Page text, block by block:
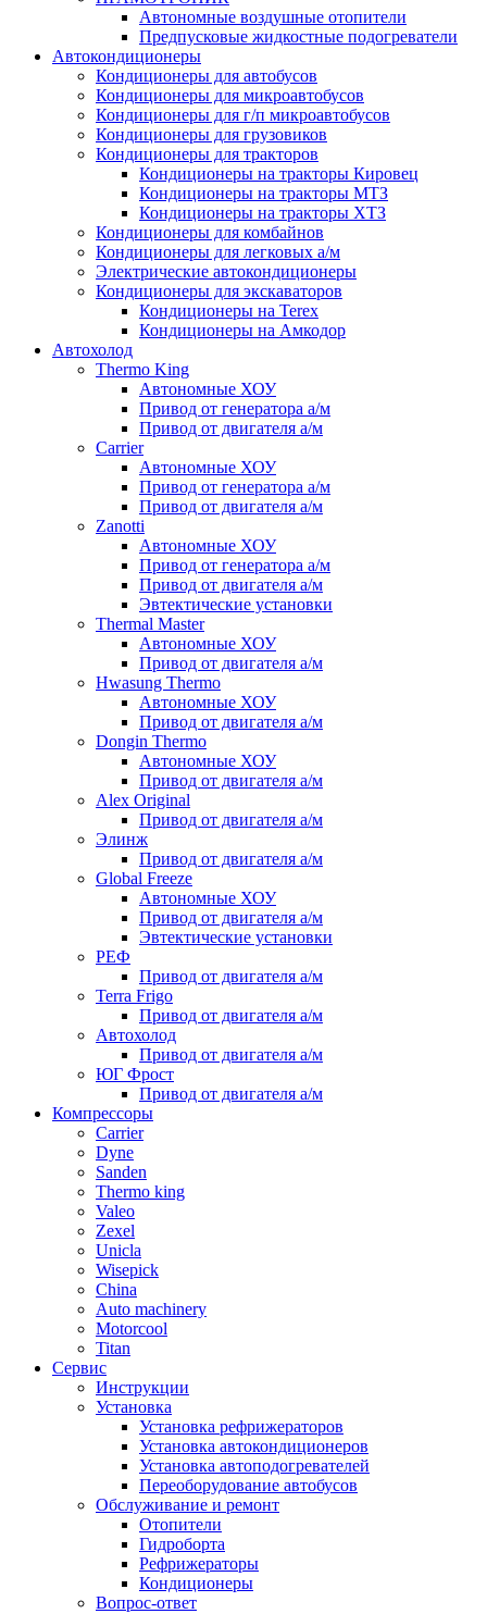
Автономные воздушные отопители
Предпусковые жидкостные подогреватели
Автокондиционеры
Кондиционеры для автобусов
Кондиционеры для микроавтобусов
Кондиционеры для г/п микроавтобусов
Кондиционеры для грузовиков
Кондиционеры для тракторов
Кондиционеры на тракторы Кировец
Кондиционеры на тракторы МТЗ
Кондиционеры на тракторы ХТЗ
Кондиционеры для комбайнов
Кондиционеры для легковых а/м
Электрические автокондиционеры
Кондиционеры для экскаваторов
Кондиционеры на Terex
Кондиционеры на Амкодор
Автохолод
Thermo King
Автономные ХОУ
Привод от генератора а/м
Привод от двигателя а/м
Carrier
Автономные ХОУ
Привод от генератора а/м
Привод от двигателя а/м
Zanotti
Автономные ХОУ
Привод от генератора а/м
Привод от двигателя а/м
Эвтектические установки
Thermal Master
Автономные ХОУ
Привод от двигателя а/м
Hwasung Thermo
Автономные ХОУ
Привод от двигателя а/м
Dongin Thermo
Автономные ХОУ
Привод от двигателя а/м
Alex Original
Привод от двигателя а/м
Элинж
Привод от двигателя а/м
Global Freeze
Автономные ХОУ
Привод от двигателя а/м
Эвтектические установки
РЕФ
Привод от двигателя а/м
Terra Frigo
Привод от двигателя а/м
Автохолод
Привод от двигателя а/м
ЮГ Фрост
Привод от двигателя а/м
Компрессоры
Carrier
Dyne
Sanden
Thermo king
Valeo
Zexel
Unicla
Wisepick
China
Auto machinery
Motorcool
Titan
Сервис
Инструкции
Установка
Установка рефрижераторов
Установка автокондиционеров
Установка автоподогревателей
Переоборудование автобусов
Обслуживание и ремонт
Отопители
Гидроборта
Рефрижераторы
Кондиционеры
Вопрос-ответ